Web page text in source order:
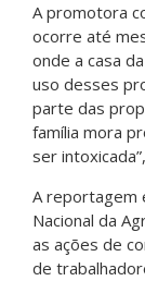
A promotora
ocorre até
onde a casa
uso desses
parte das
família mora
ser
A reportagem
Nacional da
as ações de
de